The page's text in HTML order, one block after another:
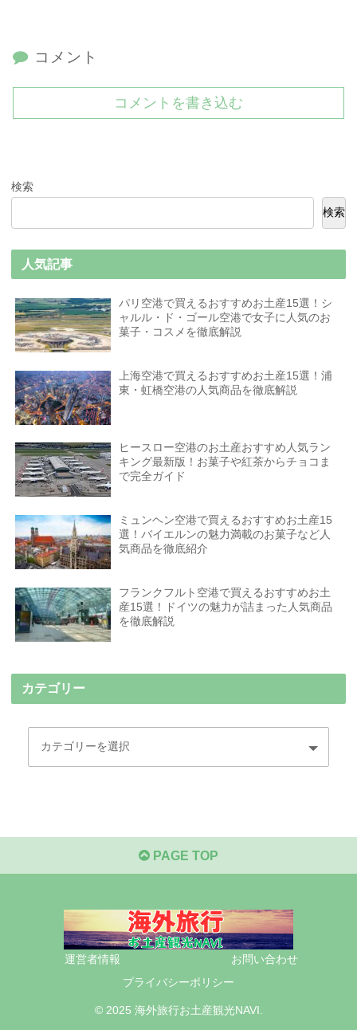
コメント
コメントを書き込む
検索
検索
人気記事
パリ空港で買えるおすすめお土産15選！シ
ャルル・ド・ゴール空港で女子に人気のお
菓子・コスメを徹底解説
上海空港で買えるおすすめお土産15選！浦
東・虹橋空港の人気商品を徹底解説
ヒースロー空港のお土産おすすめ人気ラン
キング最新版！お菓子や紅茶からチョコま
で完全ガイド
ミュンヘン空港で買えるおすすめお土産15
選！バイエルンの魅力満載のお菓子など人
気商品を徹底紹介
フランクフルト空港で買えるおすすめお土
産15選！ドイツの魅力が詰まった人気商品
を徹底解説
カテゴリー
PAGE TOP
運営者情報
お問い合わせ
プライバシーポリシー
© 2025 海外旅行お土産観光NAVI.